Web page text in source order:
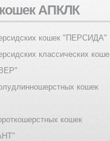
АПКЛК
кошек "ПЕРСИДА"
классических
кошек
кошек